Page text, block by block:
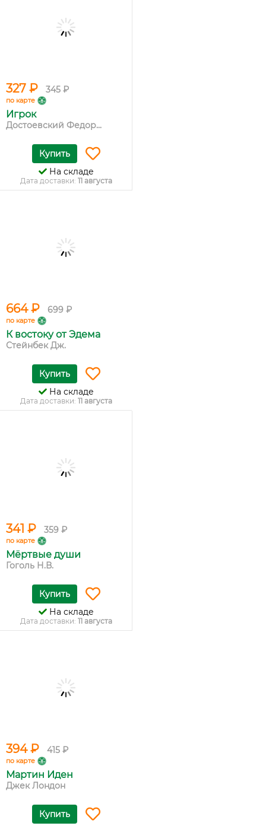
327 ₽ 345 ₽
по карте
Игрок
Достоевский Федор...
Купить
На складе
Дата доставки: 11 августа
664 ₽ 699 ₽
по карте
К востоку от Эдема
Стейнбек Дж.
Купить
На складе
Дата доставки: 11 августа
341 ₽ 359 ₽
по карте
Мёртвые души
Гоголь Н.В.
Купить
На складе
Дата доставки: 11 августа
394 ₽ 415 ₽
по карте
Мартин Иден
Джек Лондон
Купить